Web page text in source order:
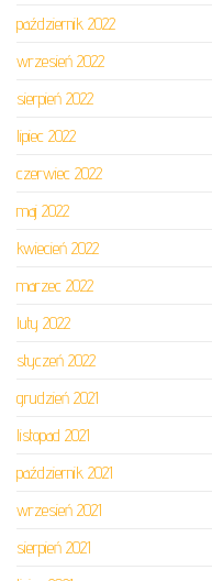
październik 2022
wrzesień 2022
sierpień 2022
lipiec 2022
czerwiec 2022
maj 2022
kwiecień 2022
marzec 2022
luty 2022
styczeń 2022
grudzień 2021
listopad 2021
październik 2021
wrzesień 2021
sierpień 2021